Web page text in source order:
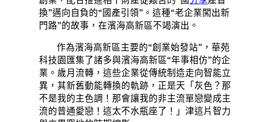
換”邁向自負的“國產引領”。這種“老企業闖出新
門路”的故事，在濱海高新區不竭演出。
作為濱海高新區主要的“創業始發站”，華苑
科技園匯集了諸多與濱海高新區“年事相仿”的企
業。歲月流轉，這些企業從傳統制造走向智能立
異，其新舊動能轉換的軌跡，正是天「灰色？那
不是我的主色調！那會讓我的非主流單戀變成主
流的普通愛戀！這太不水瓶座了！」津這片智力